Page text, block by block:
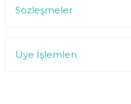
Sözleşmeler
Üye İşlemleri